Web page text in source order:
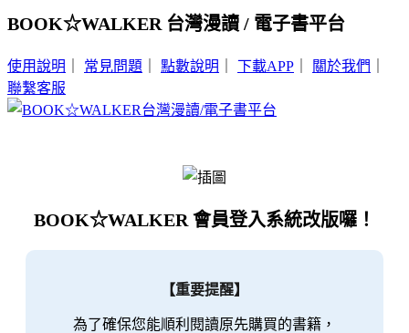
BOOK☆WALKER 台灣漫讀 / 電子書平台
使用說明 常見問題 點數說明 下載APP 關於我們
聯繫客服
BOOK☆WALKER 會員登入系統改版囉！
【重要提醒】
為了確保您能順利閱讀原先購買的書籍，